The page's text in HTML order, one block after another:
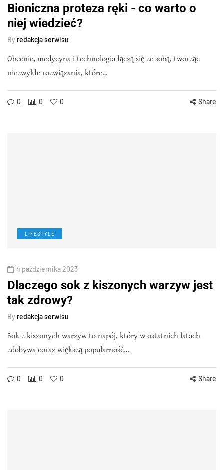
Bioniczna proteza ręki - co warto o
niej wiedzieć?
By redakcja serwisu
Obecnie, medycyna i technologia łączą się ze sobą, tworząc
niezwykłe rozwiązania, które…
0 0 0 Share
LIFESTYLE
4 października 2023
Dlaczego sok z kiszonych warzyw jest
tak zdrowy?
By redakcja serwisu
Sok z kiszonych warzyw to napój, który w ostatnich latach
zdobywa coraz większą popularność…
0 0 0 Share